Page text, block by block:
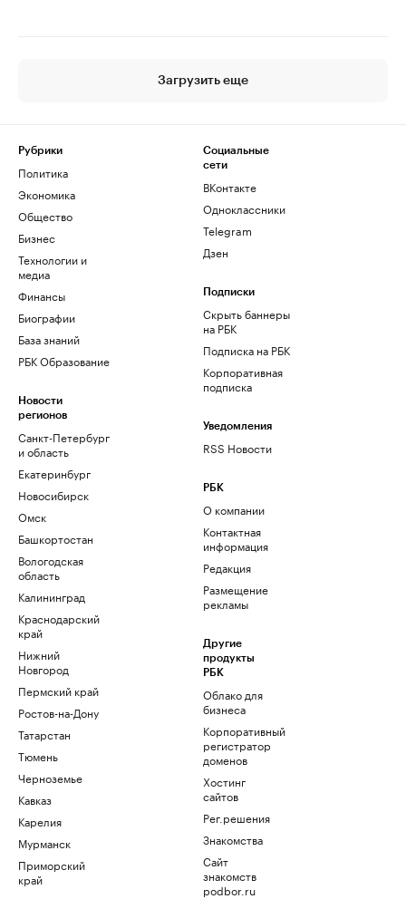
Загрузить еще
Рубрики
Политика
Экономика
Общество
Бизнес
Технологии и
медиа
Финансы
Биографии
База знаний
РБК Образование
Новости
регионов
Санкт-Петербург
и область
Екатеринбург
Новосибирск
Омск
Башкортостан
Вологодская
область
Калининград
Краснодарский
край
Нижний
Новгород
Пермский край
Ростов-на-Дону
Татарстан
Тюмень
Черноземье
Кавказ
Карелия
Мурманск
Приморский
край
Социальные
сети
ВКонтакте
Одноклассники
Telegram
Дзен
Подписки
Скрыть баннеры
на РБК
Подписка на РБК
Корпоративная
подписка
Уведомления
RSS Новости
РБК
О компании
Контактная
информация
Редакция
Размещение
рекламы
Другие
продукты
РБК
Облако для
бизнеса
Корпоративный
регистратор
доменов
Хостинг
сайтов
Рег.решения
Знакомства
Сайт
знакомств
podbor.ru